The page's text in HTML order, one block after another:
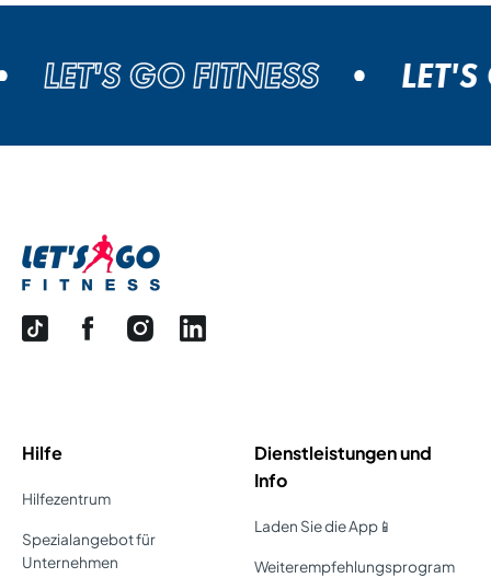
LET'S GO FITNESS LET'S
Hilfe
Hilfezentrum
Spezialangebot für
Unternehmen
Dienstleistungen und
Info
Laden Sie die App📱
Weiterempfehlungsprogram